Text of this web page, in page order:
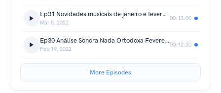
Ep31 Novidades musicais de janeiro e fevereiro/22
Mar 5, 2022
00:13:00
Ep30 Análise Sonora Nada Ortodoxa Fevereiro/22
Feb 19, 2022
00:12:20
More Episodes